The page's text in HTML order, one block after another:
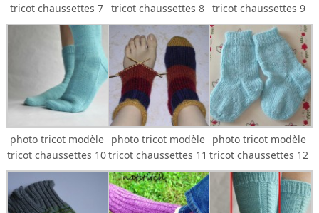
tricot chaussettes 7 tricot chaussettes 8 tricot chaussettes 9
photo tricot modèle
tricot chaussettes 10
photo tricot modèle
tricot chaussettes 11
photo tricot modèle
tricot chaussettes 12